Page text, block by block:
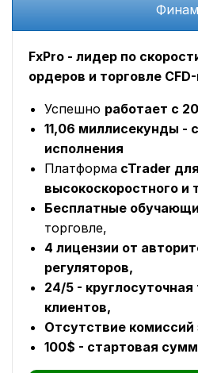
Финам
FxPro - лидер по
ордеров и торговле
Успешно работает с
11,06 миллисекунды -
исполнения
Платформа cTrader для
высокоскоростного и
Бесплатные
торговле,
4 лицензии от
регуляторов,
24/5 -
клиентов,
Отсутствие комиссий
100$ - стартовая